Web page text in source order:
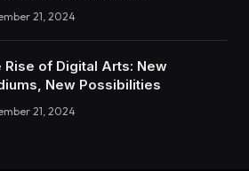
21, 2024
Rise of Digital Arts: New
New Possibilities
21, 2024